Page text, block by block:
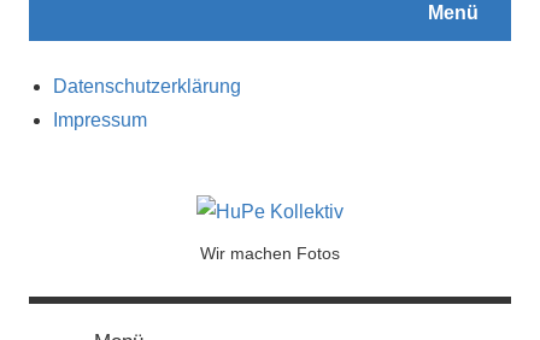
Menü
Datenschutzerklärung
Impressum
Kollektiv
Wir machen Fotos